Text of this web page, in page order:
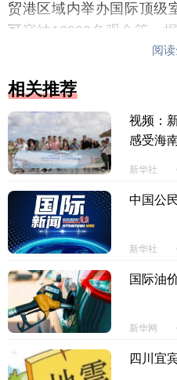
贸港区域内举办国际顶级
可容纳 12000名观众等，
+沙滩+体育馆”的复合型
阅
相关推荐
视频：
感受海
新华社
中国公
新华社
国际油
新华网
四川宜